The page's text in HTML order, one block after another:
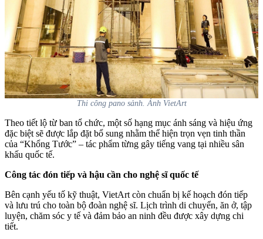
Thi công pano sảnh. Ảnh VietArt
Theo tiết lộ từ ban tổ chức, một số hạng mục ánh sáng và hiệu ứng
đặc biệt sẽ được lắp đặt bổ sung nhằm thể hiện trọn vẹn tinh thần
của “Khổng Tước” – tác phẩm từng gây tiếng vang tại nhiều sân
khấu quốc tế.
Công tác đón tiếp và hậu cần cho nghệ sĩ quốc tế
Bên cạnh yếu tố kỹ thuật, VietArt còn chuẩn bị kế hoạch đón tiếp
và lưu trú cho toàn bộ đoàn nghệ sĩ. Lịch trình di chuyển, ăn ở, tập
luyện, chăm sóc y tế và đảm bảo an ninh đều được xây dựng chi
tiết.